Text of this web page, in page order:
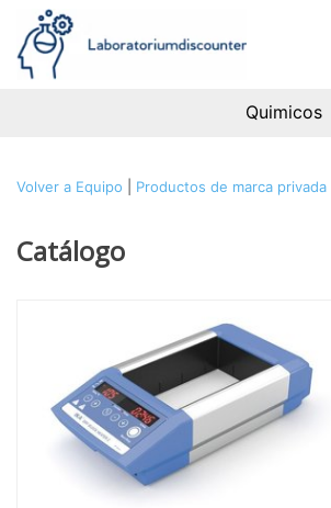
Quimicos
Volver a Equipo Productos de marca privada
Catálogo